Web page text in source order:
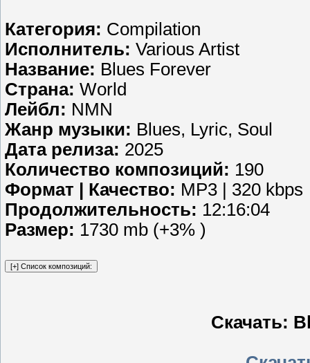
Категория: Compilation
Исполнитель: Various Artist
Название: Blues Forever
Страна: World
Лейбл: NMN
Жанр музыки: Blues, Lyric, Soul
Дата релиза: 2025
Количество композиций: 190
Формат | Качество: MP3 | 320 kbps
Продолжительность: 12:16:04
Размер: 1730 mb (+3% )
Скачать: